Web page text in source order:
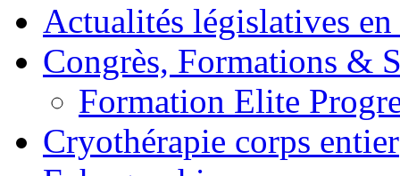
Actualités législatives
Congrès, Formations &
Formation Elite
Cryothérapie corps entier